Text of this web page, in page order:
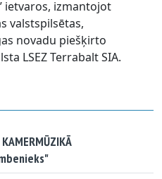
ietvaros, izmantojot
valstspilsētas,
novadu piešķirto
LSEZ Terrabalt SIA.